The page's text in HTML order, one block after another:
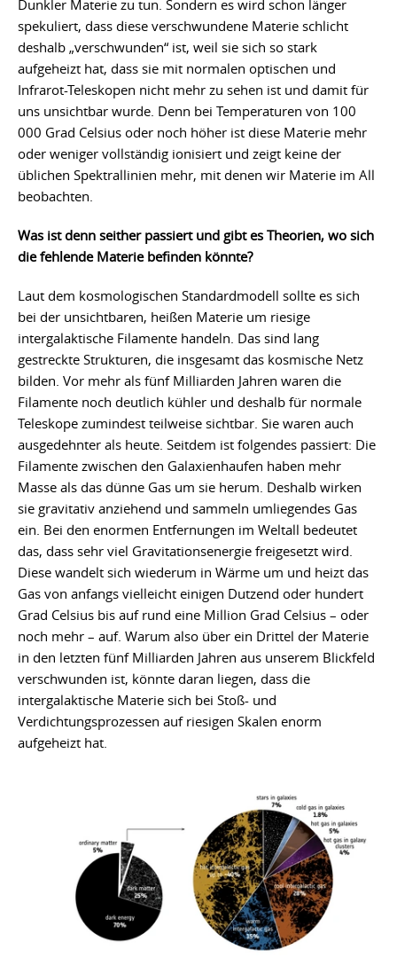
Dunkler Materie zu tun. Sondern es wird schon länger
spekuliert, dass diese verschwundene Materie schlicht
deshalb „verschwunden“ ist, weil sie sich so stark
aufgeheizt hat, dass sie mit normalen optischen und
Infrarot-Teleskopen nicht mehr zu sehen ist und damit für
uns unsichtbar wurde. Denn bei Temperaturen von 100
000 Grad Celsius oder noch höher ist diese Materie mehr
oder weniger vollständig ionisiert und zeigt keine der
üblichen Spektrallinien mehr, mit denen wir Materie im All
beobachten.
Was ist denn seither passiert und gibt es Theorien, wo sich
die fehlende Materie befinden könnte?
Laut dem kosmologischen Standardmodell sollte es sich
bei der unsichtbaren, heißen Materie um riesige
intergalaktische Filamente handeln. Das sind lang
gestreckte Strukturen, die insgesamt das kosmische Netz
bilden. Vor mehr als fünf Milliarden Jahren waren die
Filamente noch deutlich kühler und deshalb für normale
Teleskope zumindest teilweise sichtbar. Sie waren auch
ausgedehnter als heute. Seitdem ist folgendes passiert: Die
Filamente zwischen den Galaxienhaufen haben mehr
Masse als das dünne Gas um sie herum. Deshalb wirken
sie gravitativ anziehend und sammeln umliegendes Gas
ein. Bei den enormen Entfernungen im Weltall bedeutet
das, dass sehr viel Gravitationsenergie freigesetzt wird.
Diese wandelt sich wiederum in Wärme um und heizt das
Gas von anfangs vielleicht einigen Dutzend oder hundert
Grad Celsius bis auf rund eine Million Grad Celsius – oder
noch mehr – auf. Warum also über ein Drittel der Materie
in den letzten fünf Milliarden Jahren aus unserem Blickfeld
verschwunden ist, könnte daran liegen, dass die
intergalaktische Materie sich bei Stoß- und
Verdichtungsprozessen auf riesigen Skalen enorm
aufgeheizt hat.